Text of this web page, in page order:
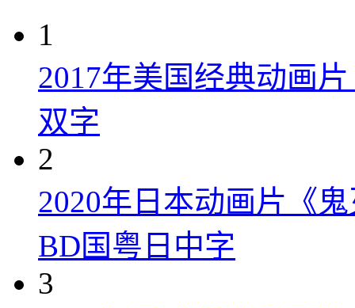
1
2017年美国经典动画
双字
2
2020年日本动画片《
BD国粤日中字
3